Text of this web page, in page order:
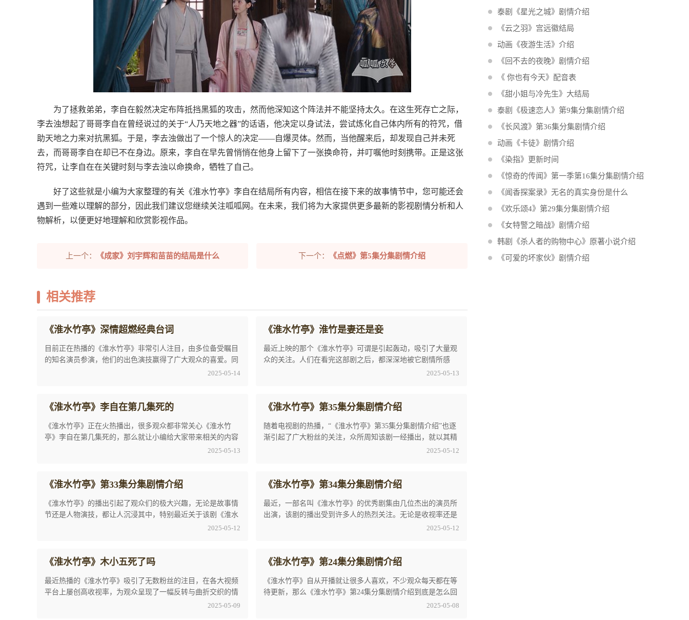
为了拯救弟弟，李自在毅然决定布阵抵挡黑狐的攻击，然而他深知这个阵法并不能坚持太久。在这生死存亡之际，
李去浊想起了哥哥李自在曾经说过的关于“人乃天地之器”的话语，他决定以身试法，尝试炼化自己体内所有的符咒，借
助天地之力来对抗黑狐。于是，李去浊做出了一个惊人的决定——自爆灵体。然而，当他醒来后，却发现自己并未死
去，而哥哥李自在却已不在身边。原来，李自在早先曾悄悄在他身上留下了一张换命符，并叮嘱他时刻携带。正是这张
符咒，让李自在在关键时刻与李去浊以命换命，牺牲了自己。
好了这些就是小编为大家整理的有关《淮水竹亭》李自在结局所有内容，相信在接下来的故事情节中，您可能还会
遇到一些难以理解的部分，因此我们建议您继续关注呱呱网。在未来，我们将为大家提供更多最新的影视剧情分析和人
物解析，以便更好地理解和欣赏影视作品。
上一个： 《成家》刘宇辉和苗苗的结局是什么 下一个： 《点燃》第5集分集剧情介绍
相关推荐
《淮水竹亭》深情超燃经典台词
目前正在热播的《淮水竹亭》非常引人注目，由多位备受瞩目
的知名演员参演，他们的出色演技赢得了广大观众的喜爱。同
2025-05-14
《淮水竹亭》淮竹是妻还是妾
最近上映的那个《淮水竹亭》可谓是引起轰动，吸引了大量观
众的关注。人们在看完这部剧之后，都深深地被它剧情所感
染。因此，这部电视剧也引发了广泛的讨论，很多 ...2025-05-13
《淮水竹亭》李自在第几集死的
《淮水竹亭》正在火热播出，很多观众都非常关心《淮水竹
亭》李自在第几集死的，那么就让小编给大家带来相关的内容
分析吧。《淮水竹亭》李自在第几集死的在《淮水 ...2025-05-13
《淮水竹亭》第35集分集剧情介绍
随着电视剧的热播，“《淮水竹亭》第35集分集剧情介绍”也逐
渐引起了广大粉丝的关注，众所周知该剧一经播出，就以其精
2025-05-12
《淮水竹亭》第33集分集剧情介绍
《淮水竹亭》的播出引起了观众们的极大兴趣，无论是故事情
节还是人物演技，都让人沉浸其中，特别最近关于该剧《淮水
2025-05-12
《淮水竹亭》第34集分集剧情介绍
最近，一部名叫《淮水竹亭》的优秀剧集由几位杰出的演员所
出演，该剧的播出受到许多人的热烈关注。无论是收视率还是
2025-05-12
《淮水竹亭》木小五死了吗
最近热播的《淮水竹亭》吸引了无数粉丝的注目，在各大视频
平台上屡创高收视率，为观众呈现了一幅反转与曲折交织的情
2025-05-09
《淮水竹亭》第24集分集剧情介绍
《淮水竹亭》自从开播就让很多人喜欢，不少观众每天都在等
待更新，那么《淮水竹亭》第24集分集剧情介绍到底是怎么回
2025-05-08
泰剧《星光之城》剧情介绍
《云之羽》宫远徽结局
动画《夜游生活》介绍
《回不去的夜晚》剧情介绍
《 你也有今天》配音表
《甜小姐与冷先生》大结局
泰剧《极速恋人》第9集分集剧情介绍
《长风渡》第36集分集剧情介绍
动画《卡徒》剧情介绍
《染指》更新时间
《惊奇的传闻》第一季第16集分集剧情介绍
《闻香探案录》无名的真实身份是什么
《欢乐颂4》第29集分集剧情介绍
《女特警之暗战》剧情介绍
韩剧《杀人者的购物中心》原著小说介绍
《可爱的坏家伙》剧情介绍